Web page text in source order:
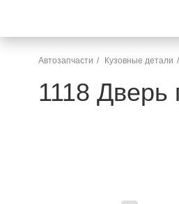
Автозапчасти Кузовные детали
1118